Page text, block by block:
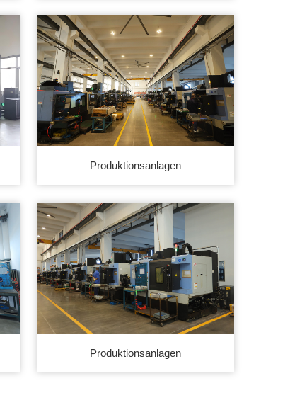
Produktionsanlagen
Produktionsanlagen